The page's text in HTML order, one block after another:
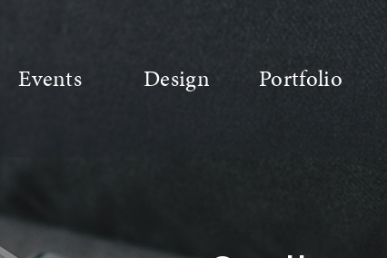
Events Design Portfolio